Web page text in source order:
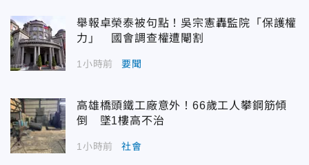
舉報卓榮泰被句點！吳宗憲轟監院「保護權
力」 國會調查權遭閹割
1小時前 要聞
高雄橋頭鐵工廠意外！66歲工人攀鋼筋傾
倒 墜1樓高不治
1小時前 社會